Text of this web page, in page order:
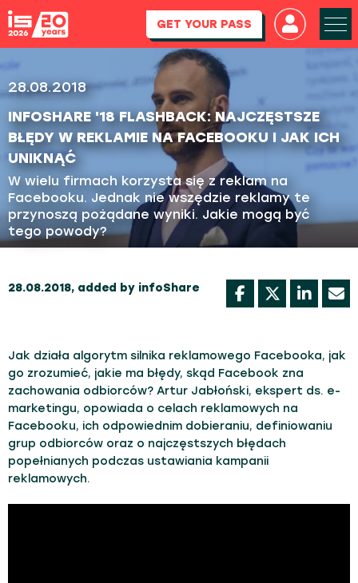
GET YOUR PASS
28.08.2018
INFOSHARE '18 FLASHBACK: NAJCZĘSTSZE
BŁĘDY W REKLAMIE NA FACEBOOKU I JAK ICH
UNIKNĄĆ
W wielu firmach korzysta się z reklam na
Facebooku. Jednak nie wszędzie reklamy te
przynoszą pożądane wyniki. Jakie mogą być
tego powody?
28.08.2018, added by infoShare
Jak działa algorytm silnika reklamowego Facebooka, jak
go zrozumieć, jakie ma błędy, skąd Facebook zna
zachowania odbiorców? Artur Jabłoński, ekspert ds. e-
marketingu, opowiada o celach reklamowych na
Facebooku, ich odpowiednim dobieraniu, definiowaniu
grup odbiorców oraz o najczęstszych błędach
popełnianych podczas ustawiania kampanii
reklamowych.